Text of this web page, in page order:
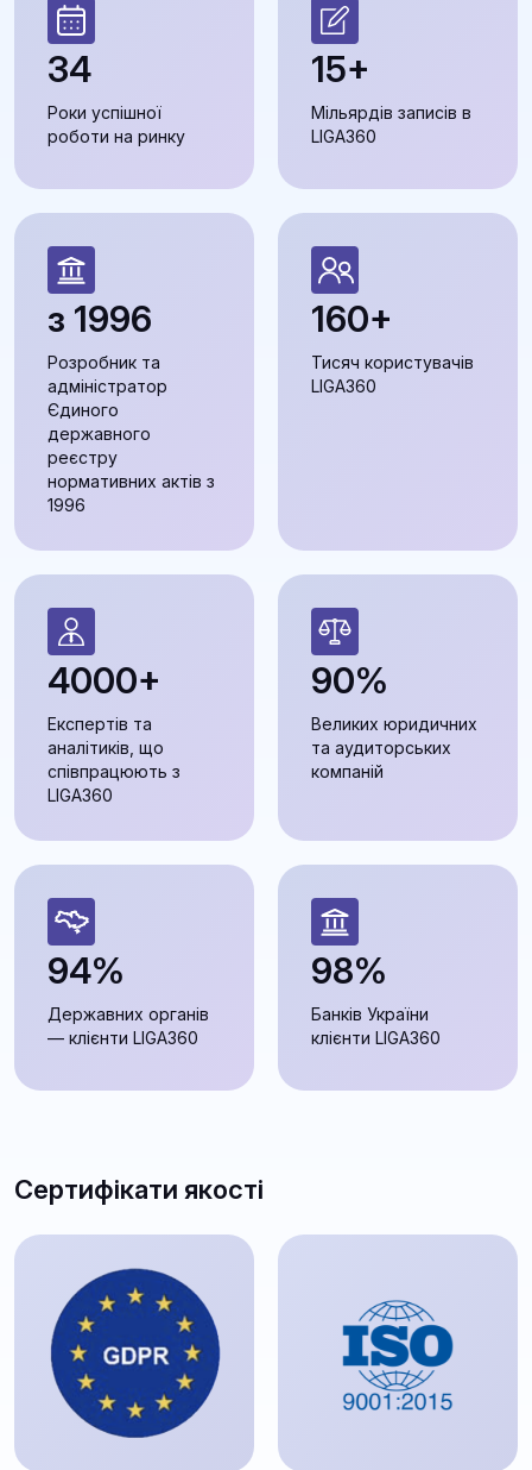
34
Роки успішної
роботи на ринку
15+
Мільярдів записів в
LIGA360
з 1996
Розробник та
адміністратор
Єдиного
державного
реєстру
нормативних актів з
1996
160+
Тисяч користувачів
LIGA360
4000+
Експертів та
аналітиків, що
співпрацюють з
LIGA360
90%
Великих юридичних
та аудиторських
компаній
94%
Державних органів
— клієнти LIGA360
98%
Банків України
клієнти LIGA360
Сертифікати якості